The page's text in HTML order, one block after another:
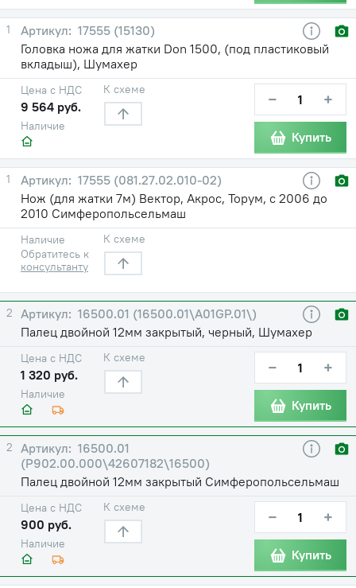
1
17555 (15130)
Головка ножа для жатки Don 1500, (под пластиковый
вкладыш), Шумахер
Наличие
Цена с НДС
9 564 руб.
К схеме − +
Купить
1
17555 (081.27.02.010-02)
Нож (для жатки 7м) Вектор, Акрос, Торум, с 2006 до
2010 Симферопольсельмаш
Наличие
Обратитесь к
консультанту
К схеме
2
16500.01 (16500.01\A01GP.01\)
Палец двойной 12мм закрытый, черный, Шумахер
Наличие
Цена с НДС
1 320 руб.
К схеме − +
Купить
2
16500.01
(Р902.00.000\42607182\16500)
Палец двойной 12мм закрытый Симферопольсельмаш
Наличие
Цена с НДС
900 руб.
К схеме − +
Купить